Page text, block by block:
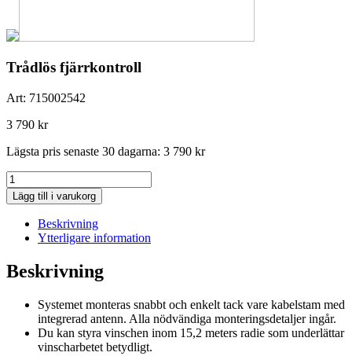
Trådlös fjärrkontroll
Art: 715002542
3 790 kr
Lägsta pris senaste 30 dagarna: 3 790 kr
Trådlös
fjärrkontroll
mängd
Lägg till i varukorg
Beskrivning
Ytterligare information
Beskrivning
Systemet monteras snabbt och enkelt tack vare kabelstam med
integrerad antenn. Alla nödvändiga monteringsdetaljer ingår.
Du kan styra vinschen inom 15,2 meters radie som underlättar
vinscharbetet betydligt.